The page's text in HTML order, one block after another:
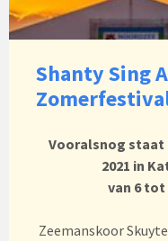
Shanty Sing
Vooralsnog
2021 in
van 6 tot
Zeemanskoor